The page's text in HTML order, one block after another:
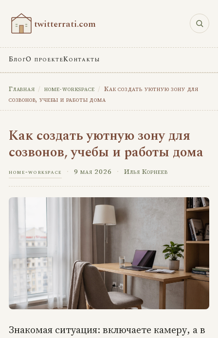
twitterrati.com
БлогО проектеКонтакты
Главная / home-workspace / Как создать уютную зону для
созвонов, учебы и работы дома
Как создать уютную зону для
созвонов, учебы и работы дома
home-workspace · 9 мая 2026 · Илья Корнеев
Знакомая ситуация: включаете камеру, а в